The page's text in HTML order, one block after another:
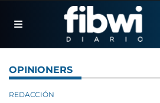
OPINIONERS
REDACCIÓN